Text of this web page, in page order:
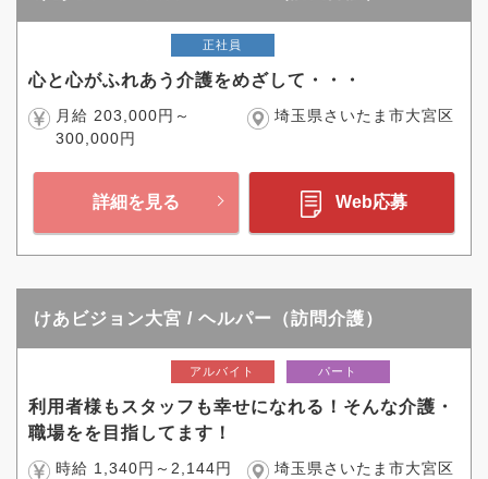
正社員
心と心がふれあう介護をめざして・・・
月給 203,000円～
300,000円
埼玉県さいたま市大宮区
詳細を見る Web応募
けあビジョン大宮 / ヘルパー（訪問介護）
アルバイト パート
利用者様もスタッフも幸せになれる！そんな介護・
職場をを目指してます！
時給 1,340円～2,144円 埼玉県さいたま市大宮区